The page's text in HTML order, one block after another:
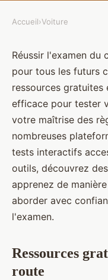
Accueil›Voiture
Réussir l'examen du
pour tous les futurs
ressources gratuites
efficace pour tester
votre maîtrise des
nombreuses
tests interactifs
outils, découvrez
apprenez de
aborder avec
l'examen.
Ressources
route